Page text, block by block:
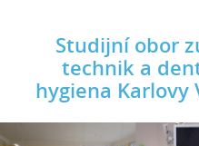
Studijní obor
technik a
hygiena Karlovy